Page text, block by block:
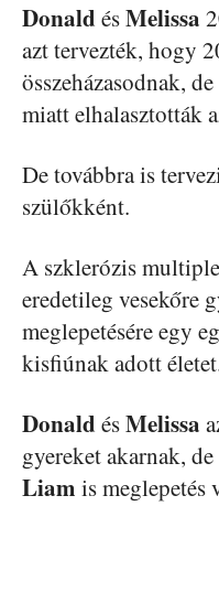
Donald ésMelissa
azt tervezték, hogy
összeházasodnak,
miatt elhalasztották
De továbbra is
szülőkként.
A szklerózis
eredetileg vesekőre
meglepetésére egy
kisfiúnak adott
Donald ésMelissa
gyereket akarnak,
Liam is meglepetés